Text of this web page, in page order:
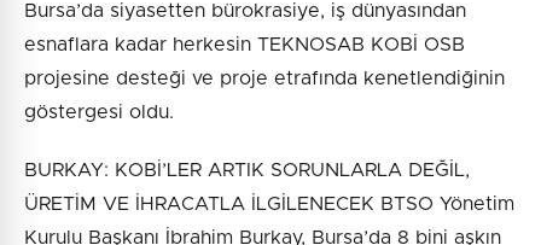
Bursa’da siyasetten bürokrasiye, iş dünyasından
esnaflara kadar herkesin TEKNOSAB KOBİ OSB
projesine desteği ve proje etrafında kenetlendiğinin
göstergesi oldu.
BURKAY: KOBİ’LER ARTIK SORUNLARLA DEĞİL,
ÜRETİM VE İHRACATLA İLGİLENECEK BTSO Yönetim
Kurulu Başkanı İbrahim Burkay, Bursa’da 8 bini aşkın